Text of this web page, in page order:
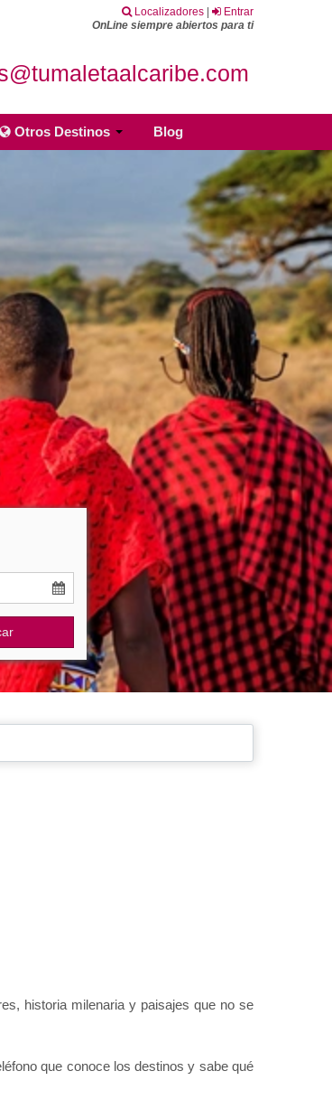
Localizadores
Entrar
OnLine siempre abiertos para ti
Otros Destinos Blog
historia milenaria y paisajes que no se
que conoce los destinos y sabe qué